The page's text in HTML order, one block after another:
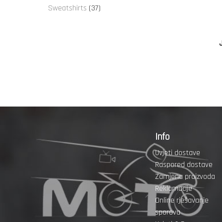
proizvoda
Sweatshirts 3737
Info
Uvjeti dostave
Raspored dostave
Zamjena proizvoda
Reklamacije
Online rješavanje
sporova